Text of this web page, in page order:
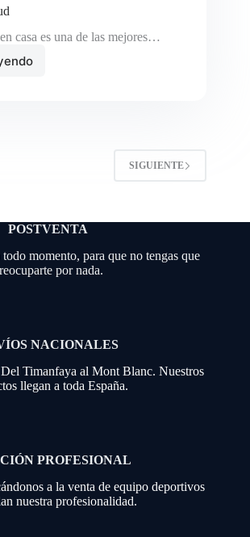
casa es una de las mejores…
SIGUIENTE
POSTVENTA
momento, para que no tengas que
por nada.
NACIONALES
Timanfaya al Mont Blanc. Nuestros
llegan a toda España.
PROFESIONAL
a la venta de equipo deportivos
nuestra profesionalidad.